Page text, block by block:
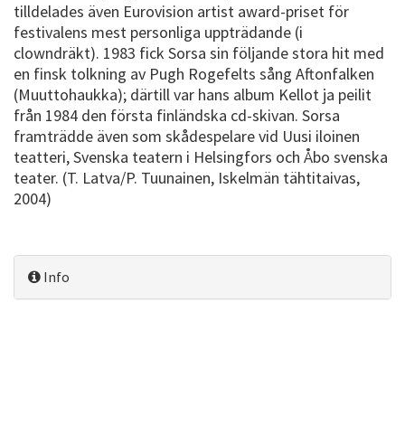
tilldelades även Eurovision artist award-priset för
festivalens mest personliga uppträdande (i
clowndräkt). 1983 fick Sorsa sin följande stora hit med
en finsk tolkning av Pugh Rogefelts sång Aftonfalken
(Muuttohaukka); därtill var hans album Kellot ja peilit
från 1984 den första finländska cd-skivan. Sorsa
framträdde även som skådespelare vid Uusi iloinen
teatteri, Svenska teatern i Helsingfors och Åbo svenska
teater. (T. Latva/P. Tuunainen, Iskelmän tähtitaivas,
2004)
Info